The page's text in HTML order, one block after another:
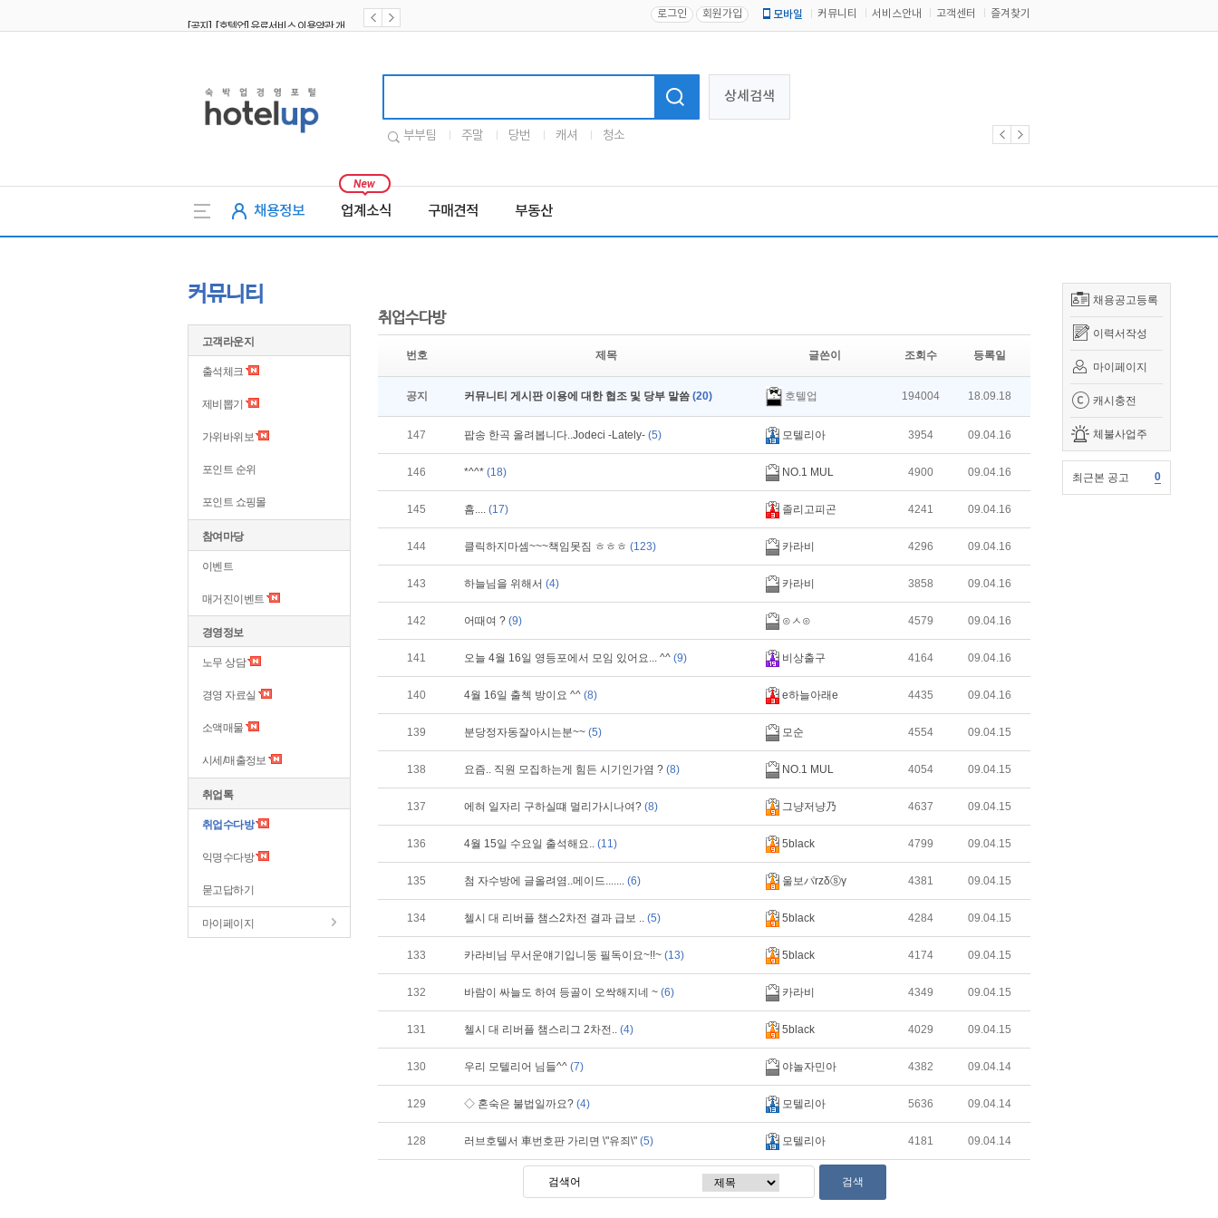
로그인 회원가입 모바일 커뮤니티 서비스안내 고객센터 즐겨찾기
상세검색
부부팀 주말 당번 캐셔 청소
채용정보 업계소식 구매견적 부동산
채용공고등록
이력서작성
마이페이지
캐시충전
체불사업주
최근본 공고 0
커뮤니티
고객라운지
출석체크
제비뽑기
가위바위보
포인트 순위
포인트 쇼핑몰
참여마당
이벤트
매거진이벤트
경영정보
노무 상담
경영 자료실
소액매물
시세/매출정보
취업톡
취업수다방
익명수다방
묻고답하기
마이페이지
취업수다방
번호 제목 글쓴이 조회수 등록일
공지 커뮤니티 게시판 이용에 대한 협조 및 당부 말씀 (20) 호텔업 194004 18.09.18
147 팝송 한곡 올려봅니다..Jodeci -Lately- (5) 모텔리아 3954 09.04.16
146 *^^* (18) NO.1 MUL 4900 09.04.16
145 흠.... (17) 졸리고피곤 4241 09.04.16
144 클릭하지마셈~~~책임못짐 ㅎㅎㅎ (123) 카라비 4296 09.04.16
143 하늘님을 위해서 (4) 카라비 3858 09.04.16
142 어때여 ? (9) ⊙ㅅ⊙ 4579 09.04.16
141 오늘 4월 16일 영등포에서 모임 있어요... ^^ (9) 비상출구 4164 09.04.16
140 4월 16일 출첵 방이요 ^^ (8) e하늘아래e 4435 09.04.16
139 분당정자동잘아시는분~~ (5) 모순 4554 09.04.15
138 요즘.. 직원 모집하는게 힘든 시기인가염 ? (8) NO.1 MUL 4054 09.04.15
137 에혀 일자리 구하실떄 멀리가시나여? (8) 그냥저냥乃 4637 09.04.15
136 4월 15일 수요일 출석해요.. (11) 5black 4799 09.04.15
135 첨 자수방에 글올려염..메이드....... (6) 울보パrzδⓢγ 4381 09.04.15
134 첼시 대 리버플 챔스2차전 결과 급보 .. (5) 5black 4284 09.04.15
133 카라비님 무서운얘기입니둥 필독이요~!!~ (13) 5black 4174 09.04.15
132 바람이 싸늘도 하여 등골이 오싹해지네 ~ (6) 카라비 4349 09.04.15
131 첼시 대 리버플 챔스리그 2차전.. (4) 5black 4029 09.04.15
130 우리 모텔리어 님들^^ (7) 야놀자민아 4382 09.04.14
129 ◇ 혼숙은 불법일까요? (4) 모텔리아 5636 09.04.14
128 러브호텔서 車번호판 가리면 \"유죄\" (5) 모텔리아 4181 09.04.14